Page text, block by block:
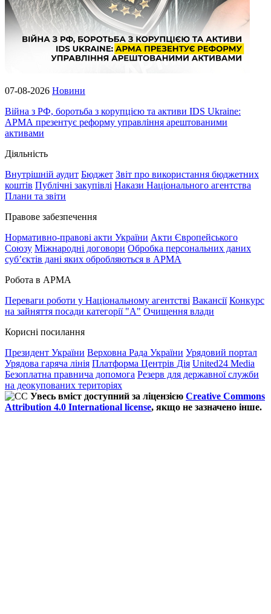
07-08-2026 Новини
Війна з РФ, боротьба з корупцією та активи IDS Ukraine:
АРМА презентує реформу управління арештованими
активами
Діяльність
Внутрішній аудит Бюджет Звіт про використання бюджетних
коштів Публічні закупівлі Накази Національного агентства
Плани та звіти
Правове забезпечення
Нормативно-правові акти України Акти Європейського
Союзу Міжнародні договори Обробка персональних даних
субʼєктів дані яких обробляються в АРМА
Робота в АРМА
Переваги роботи у Національному агентстві Вакансії Конкурс
на зайняття посади категорії "А" Очищення влади
Корисні посилання
Президент України Верховна Рада України Урядовий портал
Урядова гаряча лінія Платформа Центрів Дія United24 Media
Безоплатна правнича допомога Резерв для державної служби
на деокупованих територіях
Увесь вміст доступний за ліцензією Creative Commons
Attribution 4.0 International license, якщо не зазначено інше.